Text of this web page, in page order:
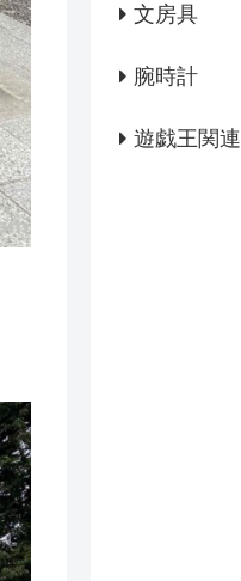
文房具
腕時計
遊戯王関連